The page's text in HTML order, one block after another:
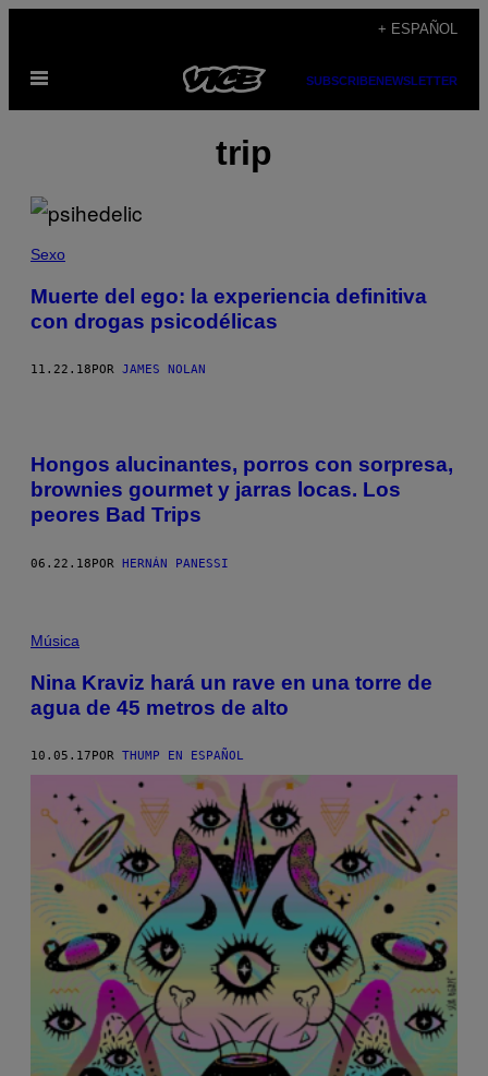
contenido
+ ESPAÑOL
Abrir
SUBSCRIBENEWSLETTER
trip
Sexo
Muerte del ego: la experiencia definitiva
con drogas psicodélicas
11.22.18 POR JAMES NOLAN
Hongos alucinantes, porros con sorpresa,
brownies gourmet y jarras locas. Los
peores Bad Trips
06.22.18POR HERNÁN PANESSI
Música
Nina Kraviz hará un rave en una torre de
agua de 45 metros de alto
10.05.17 POR THUMP EN ESPAÑOL